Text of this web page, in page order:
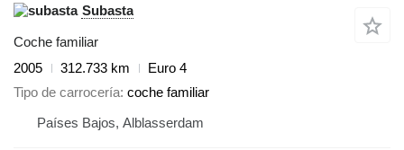
Subasta
Coche familiar
2005
312.733 km
Euro 4
Tipo de carrocería coche familiar
Países Bajos, Alblasserdam